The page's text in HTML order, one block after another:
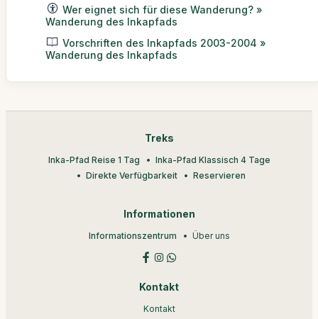
Wer eignet sich für diese Wanderung? »
Wanderung des Inkapfads
Vorschriften des Inkapfads 2003-2004 »
Wanderung des Inkapfads
Treks
Inka-Pfad Reise 1 Tag
Inka-Pfad Klassisch 4 Tage
Direkte Verfügbarkeit
Reservieren
Informationen
Informationszentrum Über uns
Kontakt
Kontakt